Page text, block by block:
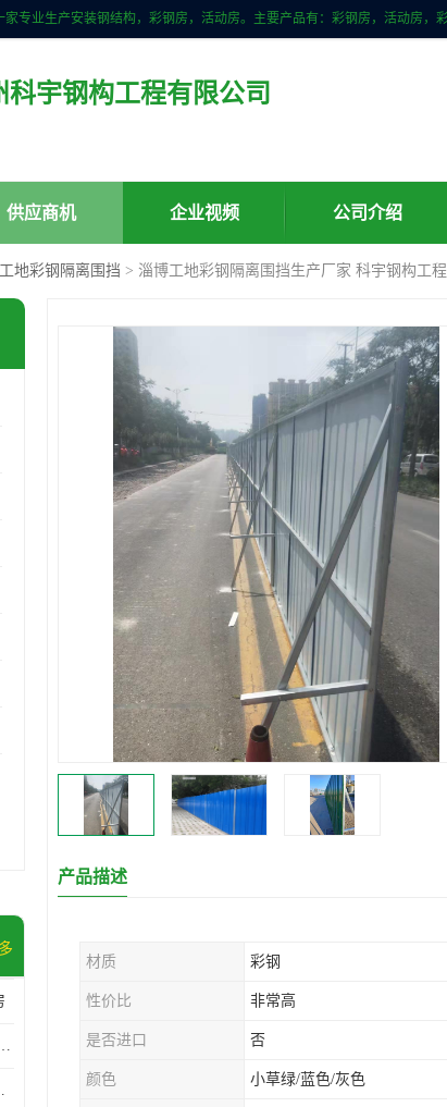
科宇钢构工程有限公司
供应商机 企业视频 公司介绍
工地彩钢隔离围挡 > 淄博工地彩钢隔离围挡生产厂家 科宇钢构工程
彩钢房厂家-东营防火彩钢房
轻钢结构
产品描述
材质 彩钢
性价比 非常高
是否进口 否
颜色 小草绿/蓝色/灰色